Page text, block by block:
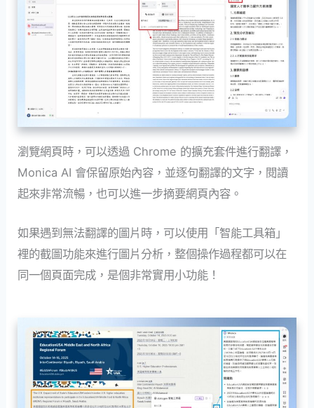
瀏覽網頁時，可以透過 Chrome 的擴充套件進行翻譯，
Monica AI 會保留原始內容，並逐句翻譯的文字，閱讀
起來非常流暢，也可以進一步摘要網頁內容。
如果遇到無法翻譯的圖片時，可以使用「智能工具箱」
裡的截圖功能來進行圖片分析，整個操作過程都可以在
同一個頁面完成，是個非常實用小功能！